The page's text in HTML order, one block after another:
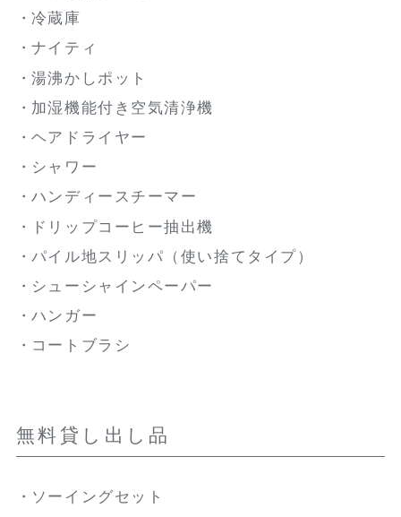
冷蔵庫
ナイティ
湯沸かしポット
加湿機能付き空気清浄機
ヘアドライヤー
シャワー
ハンディースチーマー
ドリップコーヒー抽出機
パイル地スリッパ（使い捨てタイプ）
シューシャインペーパー
ハンガー
コートブラシ
無料貸し出し品
ソーイングセット